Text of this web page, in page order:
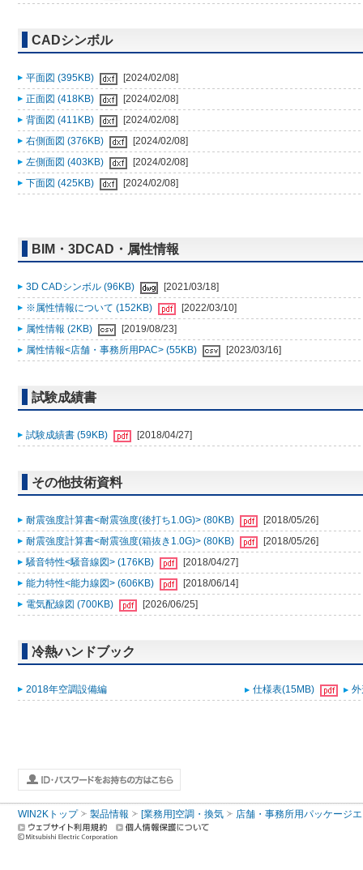
CADシンボル
平面図 (395KB)
[2024/02/08]
正面図 (418KB)
[2024/02/08]
背面図 (411KB)
[2024/02/08]
右側面図 (376KB)
[2024/02/08]
左側面図 (403KB)
[2024/02/08]
下面図 (425KB)
[2024/02/08]
BIM・3DCAD・属性情報
3D CADシンボル (96KB)
[2021/03/18]
※属性情報について (152KB)
[2022/03/10]
属性情報 (2KB)
[2019/08/23]
属性情報<店舗・事務所用PAC> (55KB)
[2023/03/16]
試験成績書
試験成績書 (59KB) [2018/04/27]
その他技術資料
耐震強度計算書<耐震強度(後打ち1.0G)> (80KB)
[2018/05/26]
耐震強度計算書<耐震強度(箱抜き1.0G)> (80KB)
[2018/05/26]
騒音特性<騒音線図> (176KB)
[2018/04/27]
能力特性<能力線図> (606KB)
[2018/06/14]
電気配線図 (700KB)
[2026/06/25]
冷熱ハンドブック
2018年空調設備編 仕様表(15MB)
WIN2Kトップ 製品情報 [業務用]空調・換気 店舗・事務所用パッケージ